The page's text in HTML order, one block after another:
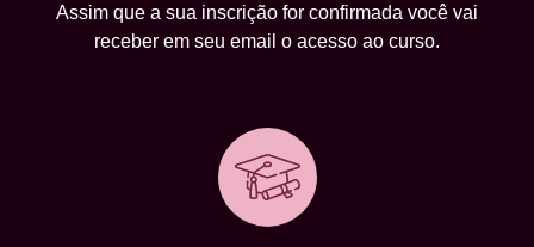
Assim que a sua inscrição for confirmada você vai
receber em seu email o acesso ao curso.